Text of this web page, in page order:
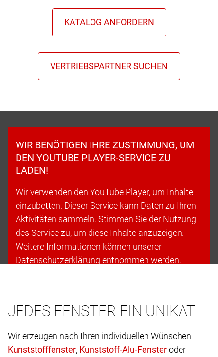
WIR BENÖTIGEN IHRE ZUSTIMMUNG, UM
DEN YOUTUBE PLAYER-SERVICE ZU
LADEN!
Wir verwenden den YouTube Player, um Inhalte
einzubetten. Dieser Service kann Daten zu Ihren
Aktivitäten sammeln. Stimmen Sie der Nutzung
des Service zu, um diese Inhalte anzuzeigen.
Weitere Informationen können unserer
Datenschutzerklärung entnommen werden.
JEDES FENSTER EIN UNIKAT
Wir erzeugen nach Ihren individuellen Wünschen
,
oder